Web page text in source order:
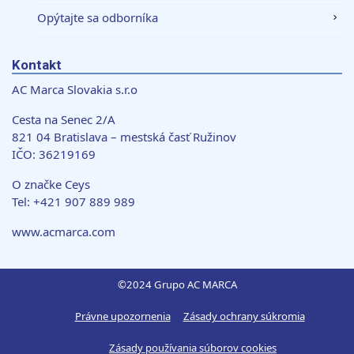
údajmi, ktoré ste im poskytli alebo ktoré od vás získali,
Opýtajte sa odborníka
Kontakt
AC Marca Slovakia s.r.o
Cesta na Senec 2/A
821 04 Bratislava – mestská časť Ružinov
IČO: 36219169
O značke Ceys
Tel: +421 907 889 989
www.acmarca.com
©2024 Grupo AC MARCA
Právne upozornenia Zásady ochrany súkromia
Zásady používania súborov cookies